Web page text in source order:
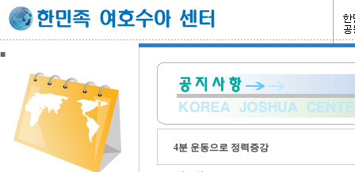
■
4분 운동으로 정력증강